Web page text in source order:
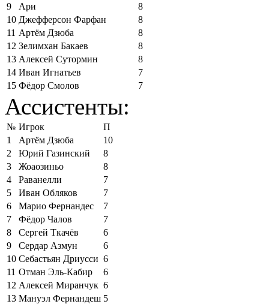
9
Ари
8
10 Джефферсон Фарфан
8
11 Артём Дзюба
8
12 Зелимхан Бакаев
8
13 Алексей Сутормин
8
14 Иван Игнатьев
7
15 Фёдор Смолов 7
Ассистенты:
№ Игрок
П
1
Артём Дзюба
10
2
Юрий Газинский
8
3
Жоаозиньо
8
4
Раванелли
7
5
Иван Обляков
7
6
Марио Фернандес
7
7
Фёдор Чалов
7
8
Сергей Ткачёв
6
9
Сердар Азмун
6
10 Себастьян Дриусси 6
11 Отман Эль-Кабир
6
12 Алексей Миранчук 6
13 Мануэл Фернандеш 5